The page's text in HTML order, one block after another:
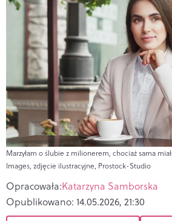
Marzyłam o ślubie z milionerem, chociaż sama
Images, zdjęcie ilustracyjne, Prostock-Studio
Opracowała:Katarzyna Samborska
Opublikowano: 14.05.2026, 21:30